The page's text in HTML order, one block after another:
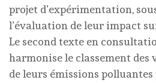
projet d’expérimentation,
l’évaluation de leur impact
Le second texte en
harmonise le classement des
de leurs émissions polluantes